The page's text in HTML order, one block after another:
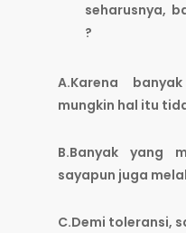
seharusnya,
?
A.Karena
mungkin hal itu
B.Banyak yang
sayapun juga
C.Demi toleransi,